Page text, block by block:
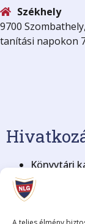
Székhely
9700
tanítási napokon
Könyvtári
KRÉTA
BME